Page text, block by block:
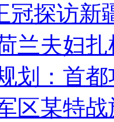
冠探访新
兰夫妇
划：首
区某特